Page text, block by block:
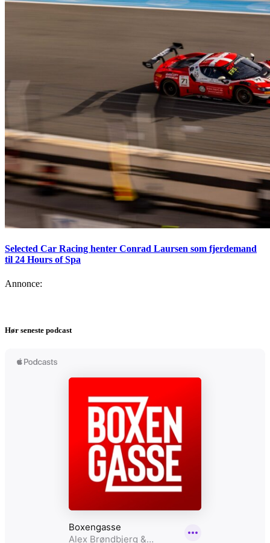
Selected Car Racing henter Conrad Laursen som fjerdemand
til 24 Hours of Spa
Annonce:
Hør seneste podcast